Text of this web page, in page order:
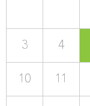
3 4
10 11